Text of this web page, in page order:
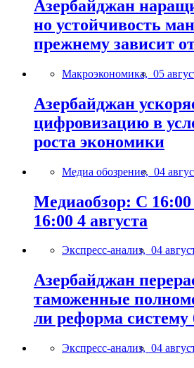
Азербайджан
но устойчивость
прежнему зависит
Макроэкономика, 05
Азербайджан
цифровизацию в
роста экономики
Медиа обозрение, 04
Медиаобзор: С 16:00
16:00 4 августа
Экспресс-анализ, 04
Азербайджан
таможенные
ли реформа систему
Экспресс-анализ, 04